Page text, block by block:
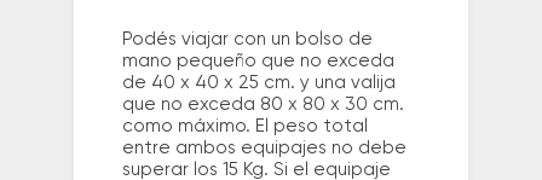
Podés viajar con un bolso de
mano pequeño que no exceda
de 40 x 40 x 25 cm. y una valija
que no exceda 80 x 80 x 30 cm.
como máximo. El peso total
entre ambos equipajes no debe
superar los 15 Kg. Si el equipaje